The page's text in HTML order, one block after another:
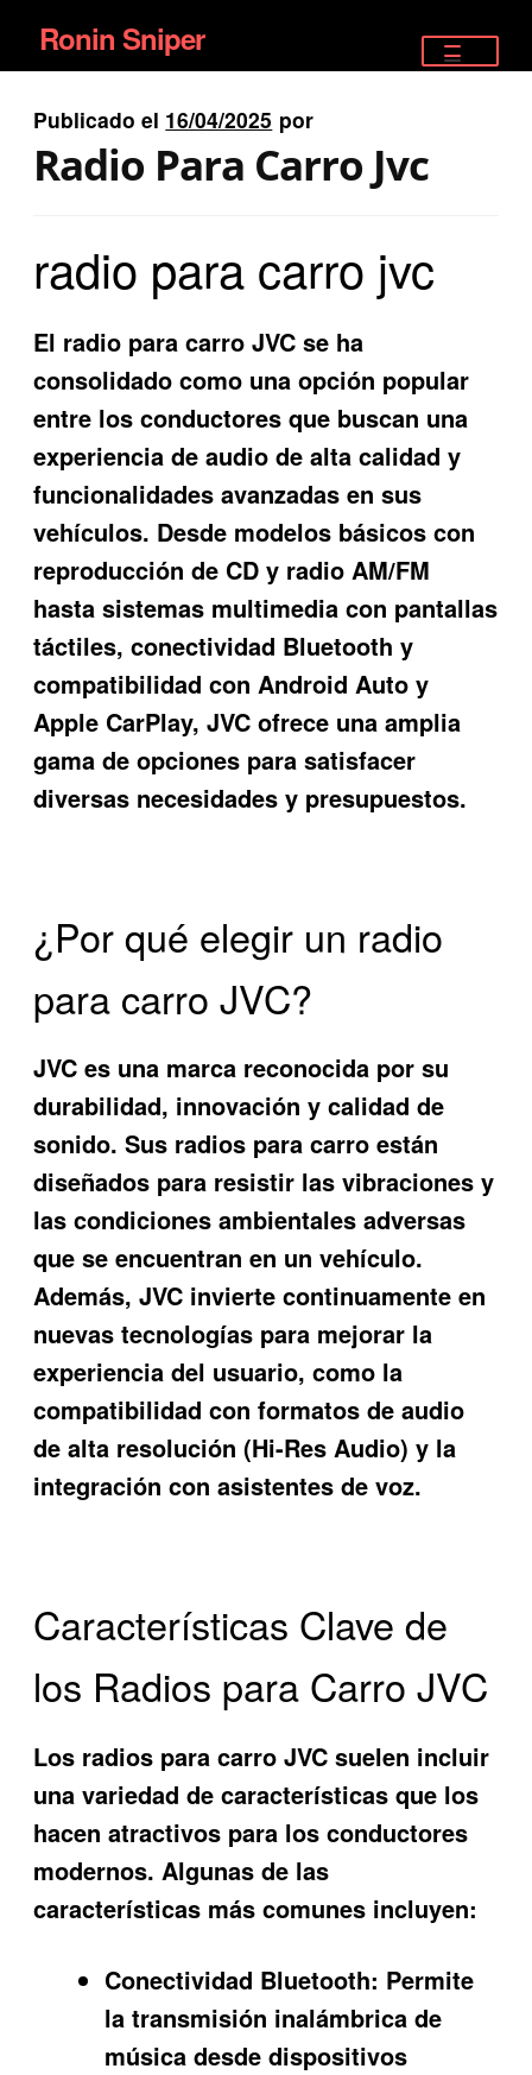
Ir
a
la
navegación
Ir
al
contenido
Ronin Sniper
EQUIPAMIENTO ÉLITE
RIFLES DEPORTIVOS
SATELITALES
Publicado el 16/04/2025 por
Radio Para Carro Jvc
radio para carro jvc
El radio para carro JVC se ha
consolidado como una opción popular
entre los conductores que buscan una
experiencia de audio de alta calidad y
funcionalidades avanzadas en sus
vehículos. Desde modelos básicos con
reproducción de CD y radio AM/FM
hasta sistemas multimedia con pantallas
táctiles, conectividad Bluetooth y
compatibilidad con Android Auto y
Apple CarPlay, JVC ofrece una amplia
gama de opciones para satisfacer
diversas necesidades y presupuestos.
¿Por qué elegir un radio
para carro JVC?
JVC es una marca reconocida por su
durabilidad, innovación y calidad de
sonido. Sus radios para carro están
diseñados para resistir las vibraciones y
las condiciones ambientales adversas
que se encuentran en un vehículo.
Además, JVC invierte continuamente en
nuevas tecnologías para mejorar la
experiencia del usuario, como la
compatibilidad con formatos de audio
de alta resolución (Hi-Res Audio) y la
integración con asistentes de voz.
Características Clave de
los Radios para Carro JVC
Los radios para carro JVC suelen incluir
una variedad de características que los
hacen atractivos para los conductores
modernos. Algunas de las
características más comunes incluyen:
Conectividad Bluetooth: Permite
la transmisión inalámbrica de
música desde dispositivos